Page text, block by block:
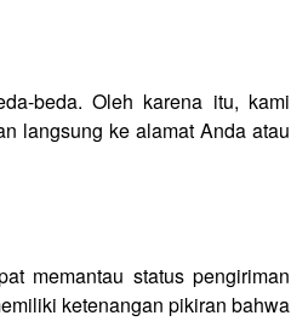
beda. Oleh karena itu, kami
langsung ke alamat Anda atau
memantau status pengiriman
ketenangan pikiran bahwa